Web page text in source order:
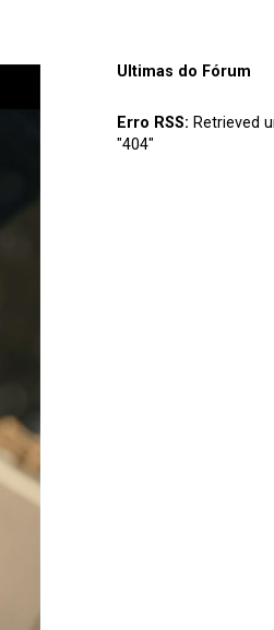
Ultimas do Fórum
Erro RSS: Retrieved
"404"